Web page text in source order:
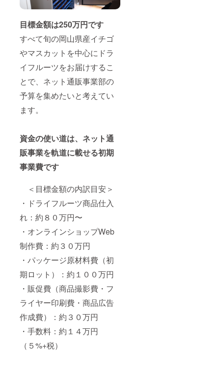
目標金額は250万円です
すべて旬の岡山県産イチゴ
やマスカットを中心にドラ
イフルーツをお届けするこ
とで、ネット通販事業部の
予算を集めたいと考えてい
ます。
資金の使い道は、ネット通
販事業を軌道に載せる初期
事業費です
＜目標金額の内訳目安＞
・ドライフルーツ商品仕入
れ：約８０万円〜
・オンラインショップWeb
制作費：約３０万円
・パッケージ原材料費（初
期ロット）：約１００万円
・販促費（商品撮影費・フ
ライヤー印刷費・商品広告
作成費）：約３０万円
・手数料：約１４万円
（５%+税）